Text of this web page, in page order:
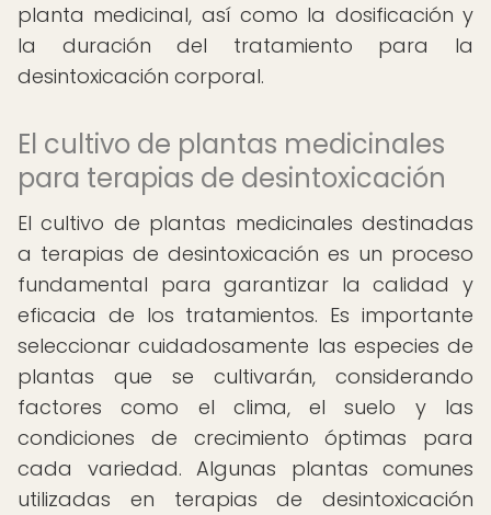
planta medicinal, así como la dosificación y
la duración del tratamiento para la
desintoxicación corporal.
El cultivo de plantas medicinales
para terapias de desintoxicación
El cultivo de plantas medicinales destinadas
a terapias de desintoxicación es un proceso
fundamental para garantizar la calidad y
eficacia de los tratamientos. Es importante
seleccionar cuidadosamente las especies de
plantas que se cultivarán, considerando
factores como el clima, el suelo y las
condiciones de crecimiento óptimas para
cada variedad. Algunas plantas comunes
utilizadas en terapias de desintoxicación